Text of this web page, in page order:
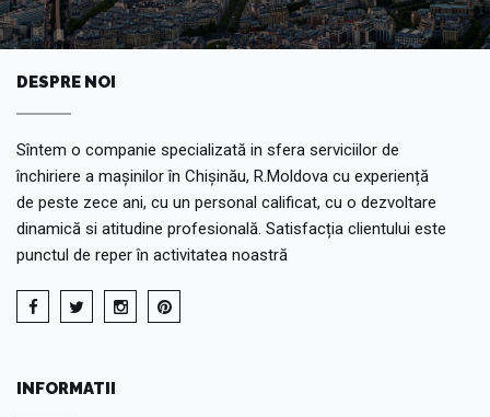
DESPRE NOI
Sîntem o companie specializată in sfera serviciilor de
închiriere a mașinilor în Chișinău, R.Moldova cu experiență
de peste zece ani, cu un personal calificat, cu o dezvoltare
dinamică si atitudine profesională. Satisfacția clientului este
punctul de reper în activitatea noastră
INFORMATII